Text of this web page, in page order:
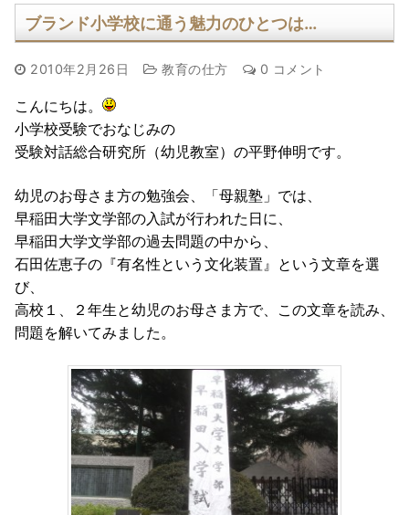
ブランド小学校に通う魅力のひとつは…
2010年2月26日 教育の仕方 0 コメント
こんにちは。
小学校受験でおなじみの
受験対話総合研究所（幼児教室）の平野伸明です。
幼児のお母さま方の勉強会、「母親塾」では、
早稲田大学文学部の入試が行われた日に、
早稲田大学文学部の過去問題の中から、
石田佐恵子の『有名性という文化装置』という文章を選
び、
高校１、２年生と幼児のお母さま方で、この文章を読み、
問題を解いてみました。